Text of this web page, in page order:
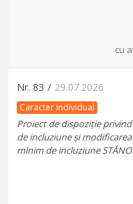
cu
Nr. 83 / 29.07.2026
Caracter individual
Proiect de dispoziție
de incluziune și
minim de incluziune